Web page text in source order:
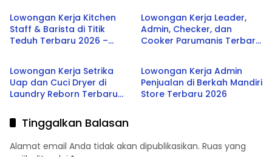
Lowongan Kerja Kitchen
Staff & Barista di Titik
Teduh Terbaru 2026 –
Lowongan Kerja Leader,
Admin, Checker, dan
Cooker Parumanis Terbaru
SMA/SMK
Lowongan Kerja Setrika
Uap dan Cuci Dryer di
Laundry Reborn Terbaru
SMA/SMK
Lowongan Kerja Admin
Penjualan di Berkah Mandiri
Store Terbaru 2026
Tinggalkan Balasan
Alamat email Anda tidak akan dipublikasikan. Ruas yang